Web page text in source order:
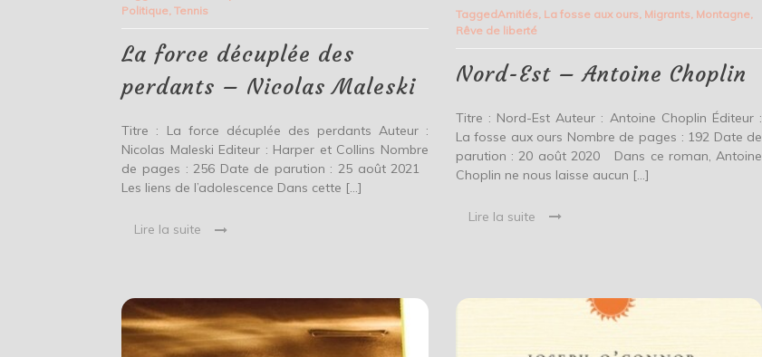
–
Nicolas
Maleski
Politique,Tennis
La force décuplée des
perdants – Nicolas Maleski
Titre : La force décuplée des perdants Auteur :
Nicolas Maleski Editeur : Harper et Collins Nombre
de pages : 256 Date de parution : 25 août 2021
Les liens de l’adolescence Dans cette […]
Lire la suite
–
TaggedAmitiés La fosse aux ours Migrants Montagne,
Rêve de liberté
Nord-Est – Antoine Choplin
Titre : Nord-Est Auteur : Antoine Choplin Éditeur :
La fosse aux ours Nombre de pages : 192 Date de
parution : 20 août 2020 Dans ce roman, Antoine
Choplin ne nous laisse aucun […]
Lire la suite